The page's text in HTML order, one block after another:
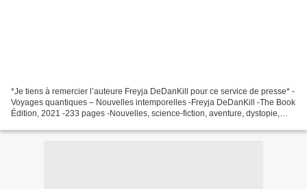
*Je tiens à remercier l’auteure Freyja DeDanKill pour ce service de presse* -
Voyages quantiques – Nouvelles intemporelles -Freyja DeDanKill -The Book
Édition, 2021 -233 pages -Nouvelles, science-fiction, aventure, dystopie,